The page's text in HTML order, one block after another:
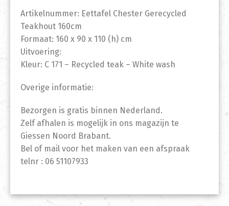
Artikelnummer: Eettafel Chester Gerecycled
Teakhout 160cm
Formaat: 160 x 90 x 110 (h) cm
Uitvoering:
Kleur: C 171 – Recycled teak – White wash
Overige informatie:
Bezorgen is gratis binnen Nederland.
Zelf afhalen is mogelijk in ons magazijn te
Giessen Noord Brabant.
Bel of mail voor het maken van een afspraak
telnr : 06 51107933